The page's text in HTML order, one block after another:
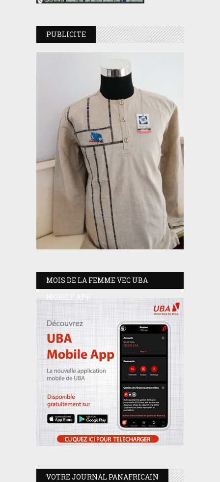
PUBLICITE
MOIS DE LA FEMME VEC UBA
MOBILE APP
VOTRE JOURNAL PANAFRICAIN